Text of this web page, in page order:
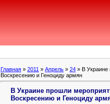
Главная » 2011 » Апрель » 24 » В
Воскресению и Геноциду армян
В Украине прошли
Воскресению и Геноциду